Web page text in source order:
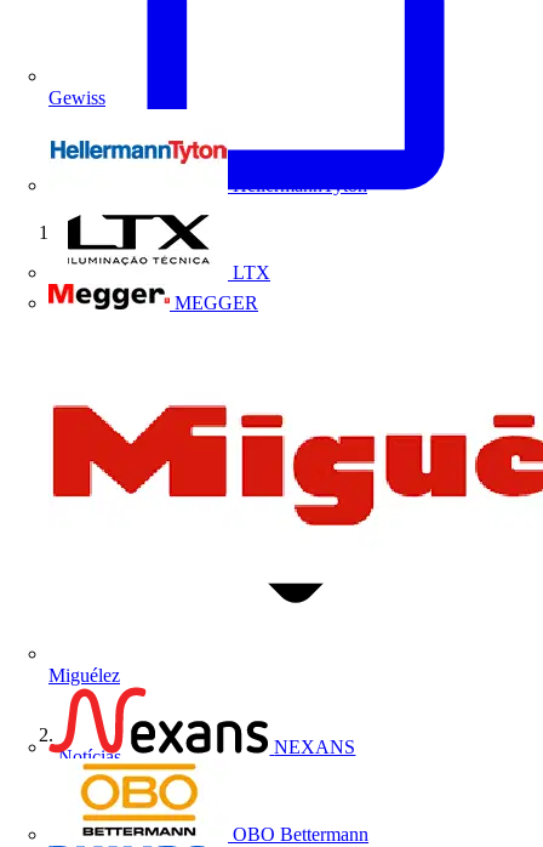
Gewiss
HellermannTyton
LTX
MEGGER
Miguélez
NEXANS
OBO Bettermann
Início
Notícias